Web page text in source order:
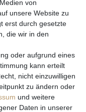
von
unsere Website zu
erst durch gesetzte
die wir in den
oder aufgrund eines
kann erteilt
nicht einzuwilligen
zu ändern oder
und weitere
Daten in unserer